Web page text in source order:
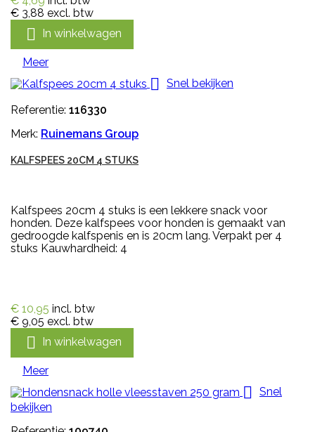
€ 3,88 excl. btw
 In winkelwagen
Meer
 Snel bekijken
Referentie: 116330
Merk: Ruinemans Group
KALFSPEES 20CM 4 STUKS
Kalfspees 20cm 4 stuks is een lekkere snack voor
honden. Deze kalfspees voor honden is gemaakt van
gedroogde kalfspenis en is 20cm lang. Verpakt per 4
stuks Kauwhardheid: 4
€ 10,95 incl. btw
€ 9,05 excl. btw
 In winkelwagen
Meer
 Snel
bekijken